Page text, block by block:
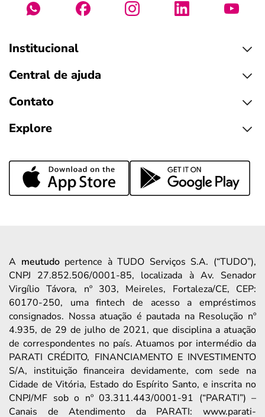
Institucional
Central de ajuda
Contato
Explore
A meutudopertence à TUDO Serviços S.A. (“TUDO”),
CNPJ 27.852.506/0001-85, localizada à Av. Senador
Virgílio Távora, nº 303, Meireles, Fortaleza/CE, CEP:
60170-250, uma fintech de acesso a empréstimos
consignados. Nossa atuação é pautada na Resolução nº
4.935, de 29 de julho de 2021, que disciplina a atuação
de correspondentes no país. Atuamos por intermédio da
PARATI CRÉDITO, FINANCIAMENTO E INVESTIMENTO
S/A, instituição financeira devidamente, com sede na
Cidade de Vitória, Estado do Espírito Santo, e inscrita no
CNPJ/MF sob o nº 03.311.443/0001-91 (“PARATI”) –
Canais de Atendimento da PARATI: www.parati-